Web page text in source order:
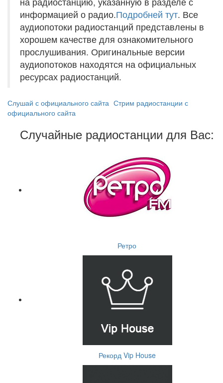
информацией о радио.Подробней тут. Все
аудиопотоки радиостанций представлены в
хорошем качестве для ознакомительного
прослушивания. Оригинальные версии
аудиопотоков находятся на официальных
ресурсах радиостанций.
Слушай с официального сайта Стрим радиостанции с
официального сайта
Случайные радиостанции для Вас:
Ретро
Рекорд Vip House